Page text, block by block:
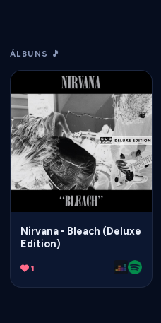
ÁLBUNS 🎵
Nirvana - Bleach (Deluxe
Edition)
1